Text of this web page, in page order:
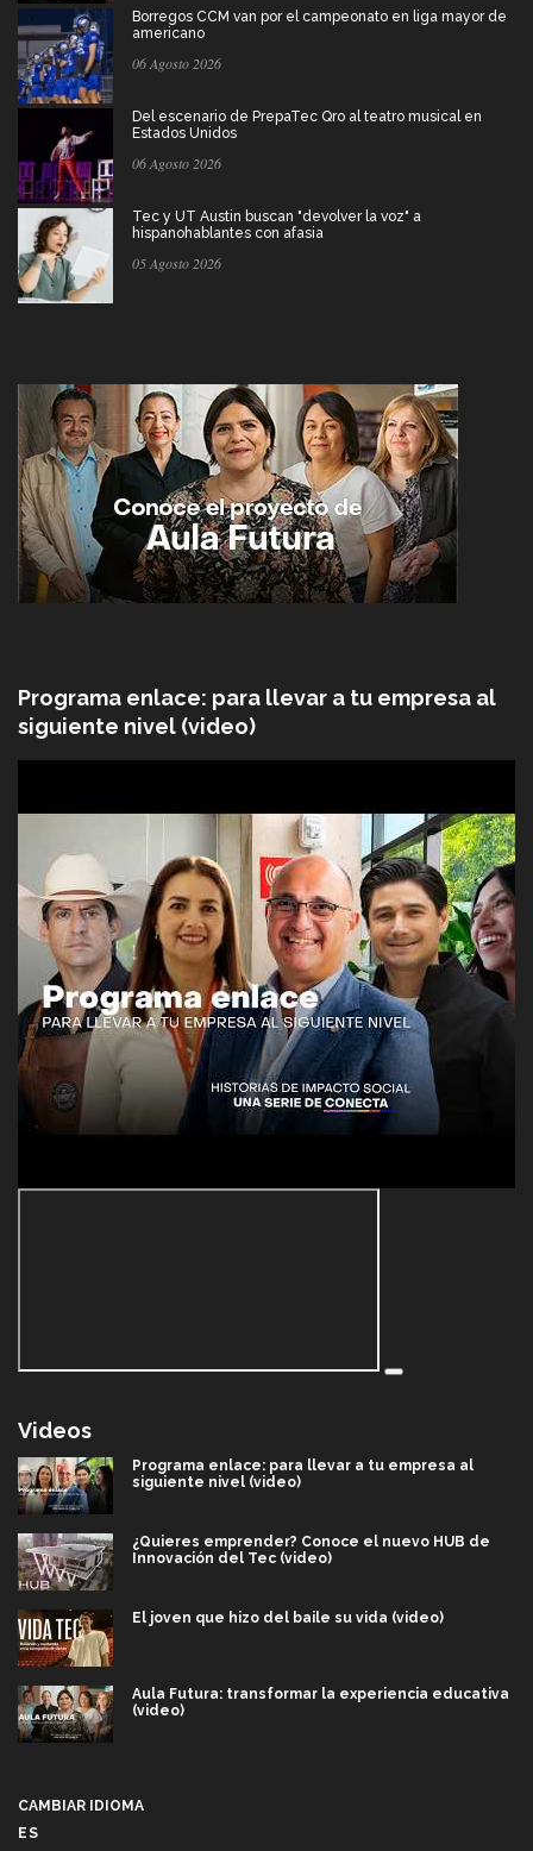
Borregos CCM van por el campeonato en liga mayor de
americano
06 Agosto 2026
Del escenario de PrepaTec Qro al teatro musical en
Estados Unidos
06 Agosto 2026
Tec y UT Austin buscan "devolver la voz" a
hispanohablantes con afasia
05 Agosto 2026
Programa enlace: para llevar a tu empresa al
siguiente nivel (video)
Videos
Programa enlace: para llevar a tu empresa al
siguiente nivel (video)
¿Quieres emprender? Conoce el nuevo HUB de
Innovación del Tec (video)
El joven que hizo del baile su vida (video)
Aula Futura: transformar la experiencia educativa
(video)
CAMBIAR IDIOMA
ES